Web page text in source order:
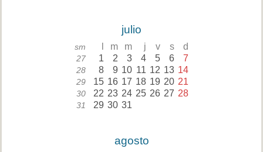
julio
sm m m j v s d
27 1 2 3 4 5 6 7
28 8 9 10 11 12 13 14
29 15 16 17 18 19 20 21
30 22 23 24 25 26 27 28
31 29 30 31
agosto